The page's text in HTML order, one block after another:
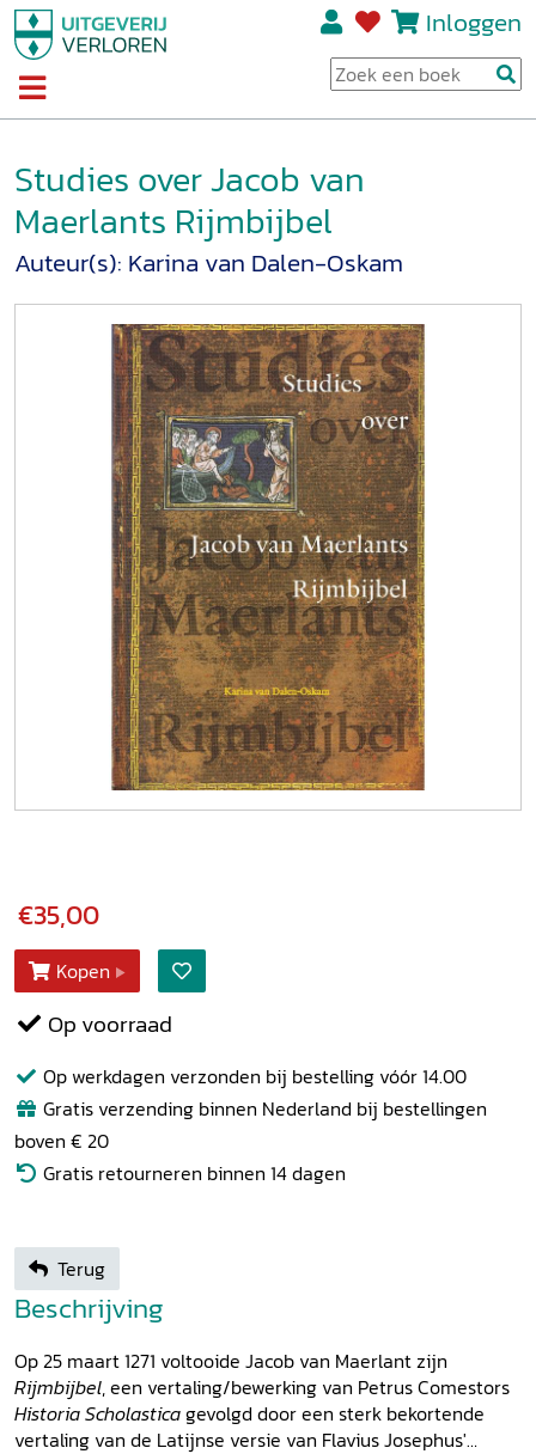
Inloggen
Studies over Jacob van
Maerlants Rijmbijbel
Auteur(s): Karina van Dalen-Oskam
€35,00
Kopen
Op voorraad
Op werkdagen verzonden bij bestelling vóór 14.00
Gratis verzending binnen Nederland bij bestellingen
boven € 20
Gratis retourneren binnen 14 dagen
Terug
Beschrijving
Op 25 maart 1271 voltooide Jacob van Maerlant zijn
Rijmbijbel, een vertaling/bewerking van Petrus Comestors
Historia Scholasticagevolgd door een sterk bekortende
vertaling van de Latijnse versie van Flavius Josephus'